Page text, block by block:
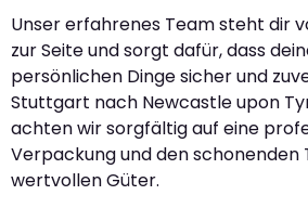
Unser erfahrenes Team steht dir
zur Seite und sorgt dafür, dass
persönlichen Dinge sicher und
Stuttgart nach Newcastle upon
achten wir sorgfältig auf eine
Verpackung und den
wertvollen Güter.